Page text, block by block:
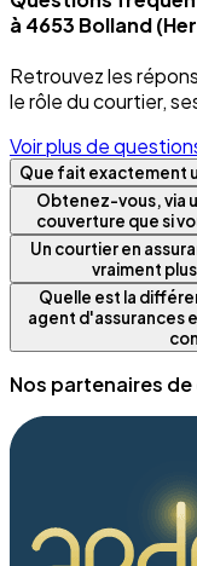
à 4653 Bolland
Retrouvez les
le rôle du courtier,
Voir plus de
Que fait exactement
Obtenez-vous, via
couverture que si
Un courtier en
vraiment
Quelle est la
agent d'assurances
Nos partenaires